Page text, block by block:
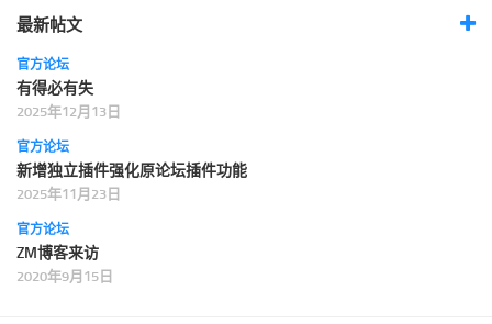
最新帖文
官方论坛
有得必有失
2025年12月13日
官方论坛
新增独立插件强化原论坛插件功能
2025年11月23日
官方论坛
ZM博客来访
2020年9月15日